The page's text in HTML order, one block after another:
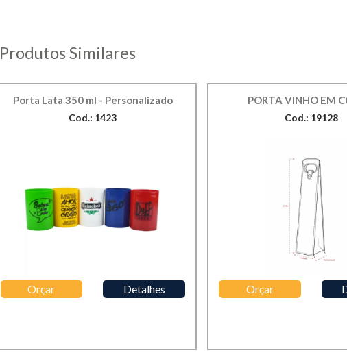
Produtos Similares
Porta Lata 350 ml - Personalizado
Cod.: 1423
Orçar Detalhes
PORTA VINHO EM
Cod.: 19128
Orçar